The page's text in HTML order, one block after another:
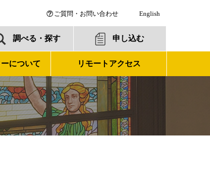
ご質問・お問い合わせ English
調べる・探す 申し込む
について リモートアクセス